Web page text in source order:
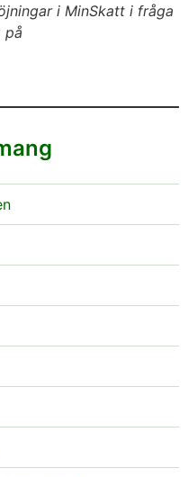
i MinSkatt i fråga
på